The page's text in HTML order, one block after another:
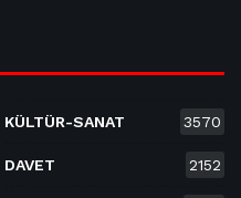
KÜLTÜR-SANAT 3570
DAVET 2152